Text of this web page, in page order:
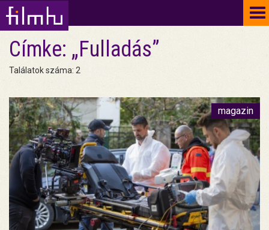
Címke: „Fulladás”
Találatok száma: 2
magazin